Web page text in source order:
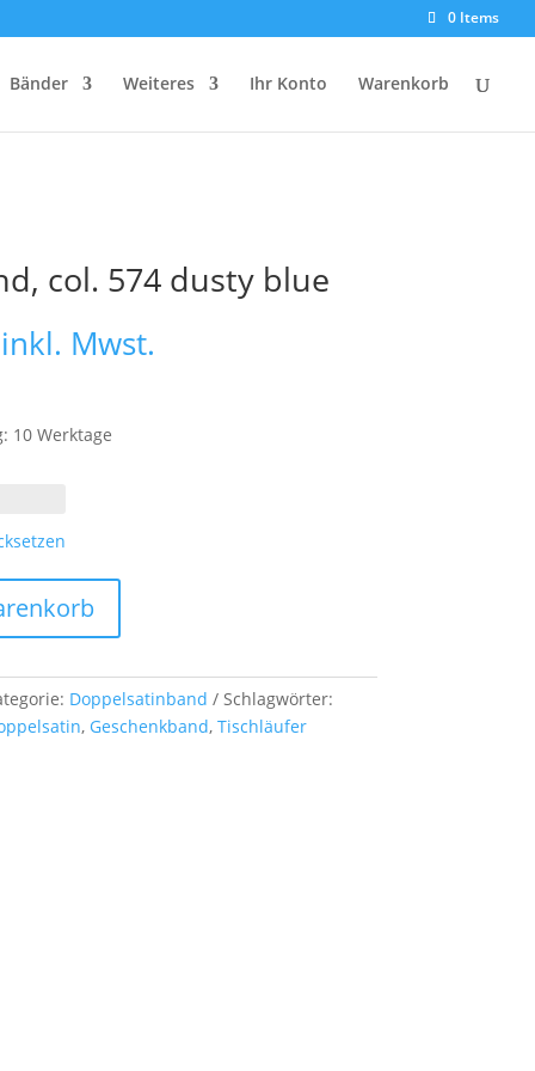
0 Items
Bänder Weiteres Ihr Konto Warenkorb
col. 574 dusty blue
€ 9,10
16,15
inkl. Mwst.
10 Werktage
Doppelsatinband
Schlagwörter:
, Geschenkband, Tischläufer